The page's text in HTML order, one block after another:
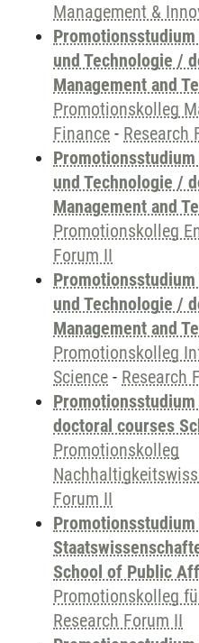
Management &
und Technologie /
Management and
Promotionskolleg
Finance - Research
und Technologie /
Management and
Promotionskolleg
Forum II
und Technologie /
Management and
Promotionskolleg
Science - Research
doctoral courses
Promotionskolleg
Forum II
School of Public
Promotionskolleg
Research Forum II